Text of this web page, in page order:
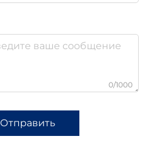
0/1000
Отправить